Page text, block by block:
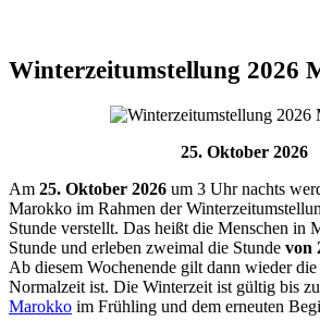
Winterzeitumstellung 2026
25. Oktober 2026
Am 25. Oktober 2026 um 3 Uhr nachts
Marokko im Rahmen der
Stunde verstellt. Das heißt die Menschen in
Stunde und erleben zweimal die Stunde von
Ab diesem Wochenende gilt dann wieder
Normalzeit ist. Die Winterzeit ist gültig bis
Marokko im Frühling und dem erneuten